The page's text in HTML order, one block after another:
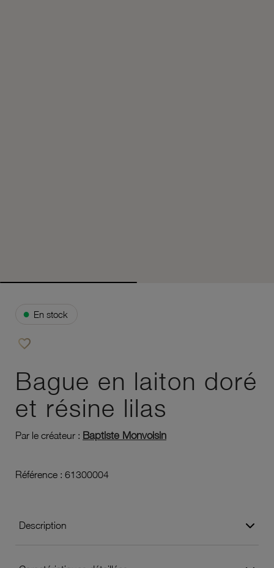
● En stock
favorite_border
Bague en laiton doré
et résine lilas
Par le créateur : Baptiste Monvoisin
Référence : 61300004
Description